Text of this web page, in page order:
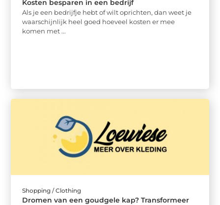
Kosten besparen in een bedrijf
Als je een bedrijfje hebt of wilt oprichten, dan weet je
waarschijnlijk heel goed hoeveel kosten er mee
komen met ...
Shopping / Clothing
Dromen van een goudgele kap? Transformeer